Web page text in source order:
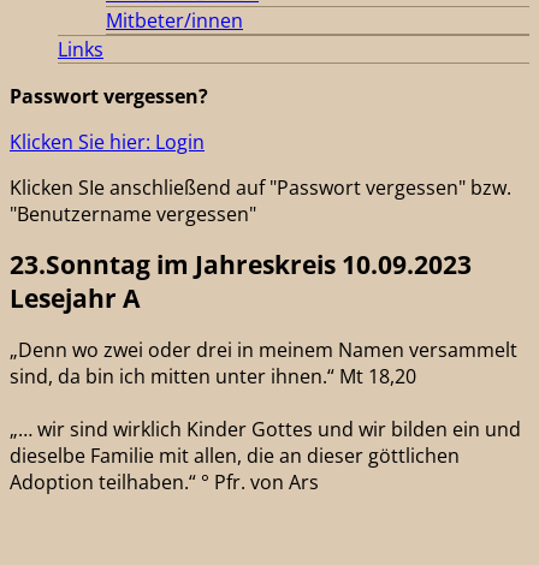
Mitbeter/innen
Links
Passwort vergessen?
Klicken Sie hier: Login
Klicken SIe anschließend auf "Passwort vergessen" bzw.
"Benutzername vergessen"
23.Sonntag im Jahreskreis 10.09.2023
Lesejahr A
„Denn wo zwei oder drei in meinem Namen versammelt
sind, da bin ich mitten unter ihnen.“ Mt 18,20
„… wir sind wirklich Kinder Gottes und wir bilden ein und
dieselbe Familie mit allen, die an dieser göttlichen
Adoption teilhaben.“ ° Pfr. von Ars